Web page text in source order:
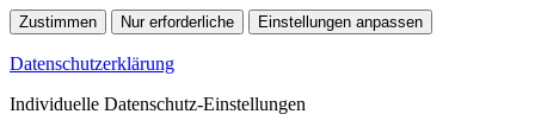
Zustimmen Nur erforderliche Einstellungen anpassen
Datenschutzerklärung
Individuelle Datenschutz-Einstellungen